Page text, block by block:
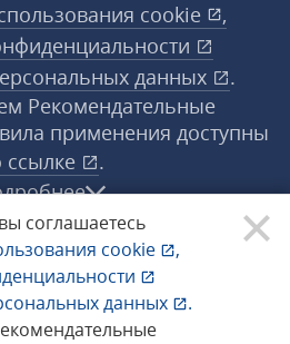
соглашаетесь
cookie
,
данных
.
cookie
,
данных
.
Рекомендательные
применения доступны
ссылке
.
®. Все права